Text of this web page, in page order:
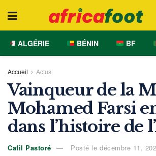
ALGÉRIE BÉNIN BF
Accueil Actus
Vainqueur de la
Mohamed Farsi
dans l’histoire de
Cafil Pastoré Posté le décembre 11,